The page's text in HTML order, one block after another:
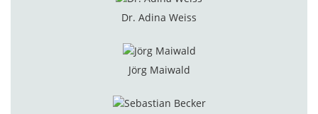
Dr. Adina Weiss
Jörg Maiwald